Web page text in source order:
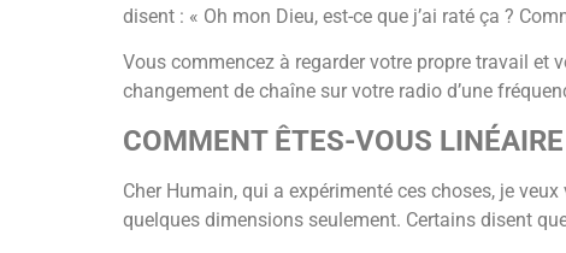
disent : « Oh mon Dieu, est-ce que j’ai raté ça ?
Vous commencez à regarder votre propre travail et
changement de chaîne sur votre radio d’une
COMMENT ÊTES-VOUS
Cher Humain, qui a expérimenté ces choses, je
quelques dimensions seulement. Certains disent